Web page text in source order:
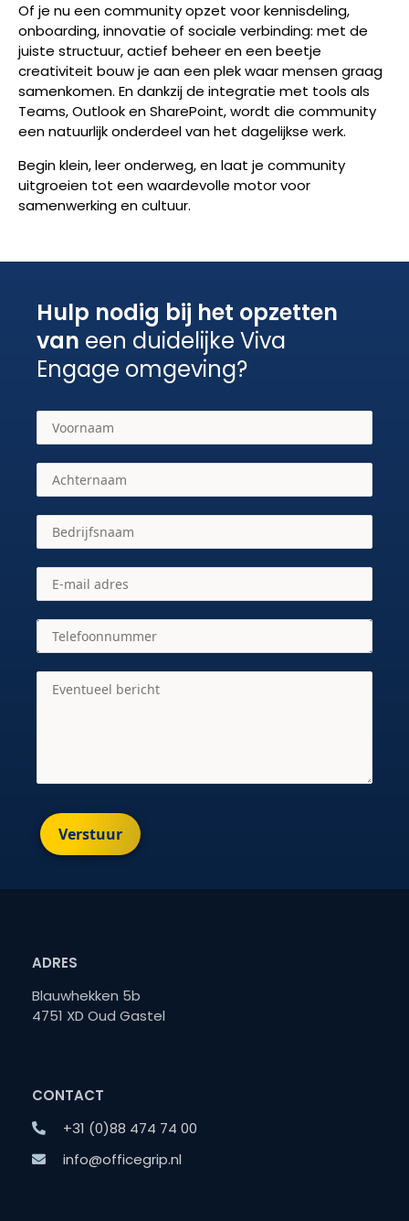
Of je nu een community opzet voor kennisdeling,
onboarding, innovatie of sociale verbinding: met de
juiste structuur, actief beheer en een beetje
creativiteit bouw je aan een plek waar mensen graag
samenkomen. En dankzij de integratie met tools als
Teams, Outlook en SharePoint, wordt die community
een natuurlijk onderdeel van het dagelijkse werk.
Begin klein, leer onderweg, en laat je community
uitgroeien tot een waardevolle motor voor
samenwerking en cultuur.
Hulp nodig bij het opzetten
van een duidelijke Viva
Engage omgeving?
Verstuur
ADRES
Blauwhekken 5b
4751 XD Oud Gastel
CONTACT
+31 (0)88 474 74 00
info@officegrip.nl